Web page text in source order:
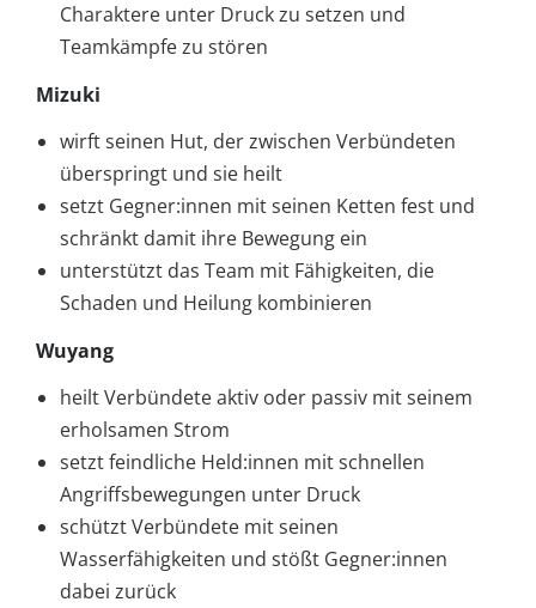
Charaktere unter Druck zu setzen und
Teamkämpfe zu stören
Mizuki
wirft seinen Hut, der zwischen Verbündeten
überspringt und sie heilt
setzt Gegner:innen mit seinen Ketten fest und
schränkt damit ihre Bewegung ein
unterstützt das Team mit Fähigkeiten, die
Schaden und Heilung kombinieren
Wuyang
heilt Verbündete aktiv oder passiv mit seinem
erholsamen Strom
setzt feindliche Held:innen mit schnellen
Angriffsbewegungen unter Druck
schützt Verbündete mit seinen
Wasserfähigkeiten und stößt Gegner:innen
dabei zurück